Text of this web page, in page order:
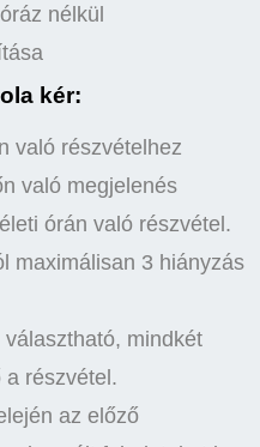
nélkül
kér:
való részvételhez
való megjelenés
órán való részvétel.
maximálisan 3 hiányzás
mindkét
a részvétel.
az előző